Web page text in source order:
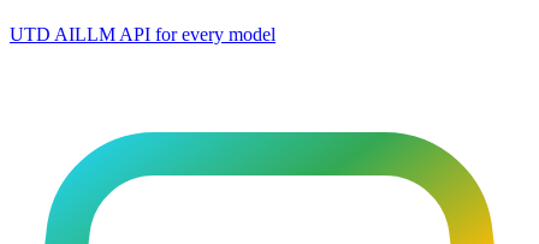
UTD AILLM API for every model